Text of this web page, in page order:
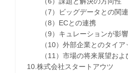
（7）ビッグデータとの関連
（8）ECとの連携
（9）キュレーションが影響
（10）外部企業とのタイア
（11）市場の将来展望およ
10.株式会社スタートアウツ